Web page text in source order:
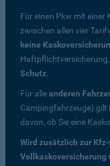
Für einen Pkw mit einer
zwischen allen vier
keine
Schutz.
Für alleanderen
Campingfahrzeuge) gilt
davon, ob Sie eine
Wird zusätzlich zur
Vollkaskoversicherung